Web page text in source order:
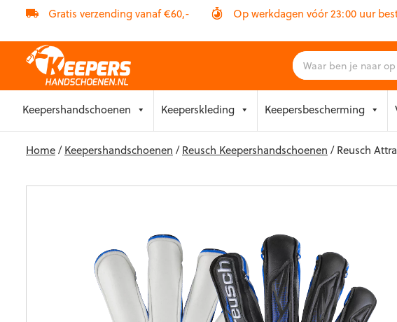
Gratis verzending vanaf €60,- Op werkdagen vóór 23:00 uur
toKeepershandschoenen Keeperskleding Keepersbescherming
Home/Keepershandschoenen /Reusch Keepershandschoenen / Reusch